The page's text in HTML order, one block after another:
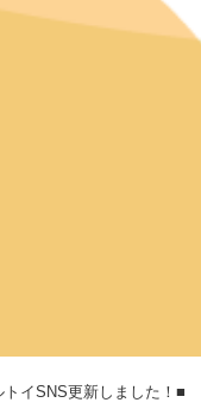
トイSNS更新しました！■